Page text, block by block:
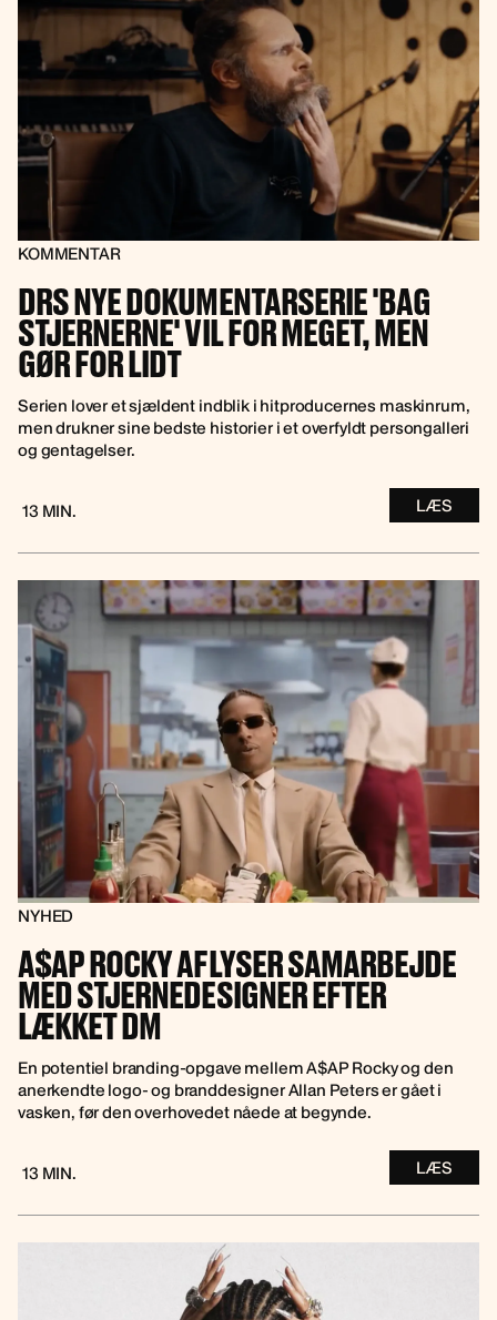
KOMMENTAR
DRS NYE DOKUMENTARSERIE 'BAG
STJERNERNE' VIL FOR MEGET, MEN
GØR FOR LIDT
Serien lover et sjældent indblik i hitproducernes maskinrum,
men drukner sine bedste historier i et overfyldt persongalleri
og gentagelser.
13 MIN. LÆS
NYHED
A$AP ROCKY AFLYSER SAMARBEJDE
MED STJERNEDESIGNER EFTER
LÆKKET DM
En potentiel branding-opgave mellem A$AP Rocky og den
anerkendte logo- og branddesigner Allan Peters er gået i
vasken, før den overhovedet nåede at begynde.
13 MIN. LÆS